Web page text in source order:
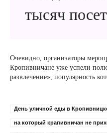
тысяч
Очевидно, организаторы
Кропивничане уже успели
развлечение», популярность
День уличной еды в
на который крапивничан не